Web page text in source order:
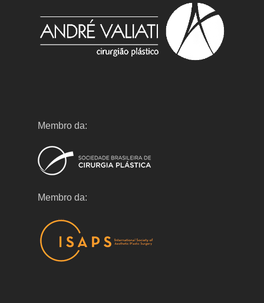
Membro da:
Membro da: